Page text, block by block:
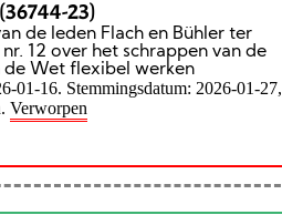
23)
de leden Flach en Bühler ter
12 over het schrappen van de
de Wet flexibel werken
01-16. Stemmingsdatum: 2026-01-27,
Verworpen